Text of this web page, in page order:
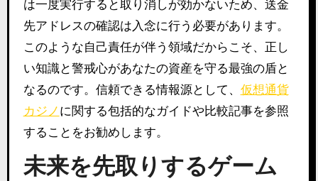
は一度実行すると取り消しが効かないため、送金
先アドレスの確認は入念に行う必要があります。
このような自己責任が伴う領域だからこそ、正し
い知識と警戒心があなたの資産を守る最強の盾と
なるのです。信頼できる情報源として、 仮想通貨
カジノ に関する包括的なガイドや比較記事を参照
することをお勧めします。
未来を先取りするゲーム